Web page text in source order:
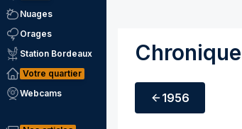
Nuages
Orages
Station Bordeaux
Votre quartier
Webcams
1956